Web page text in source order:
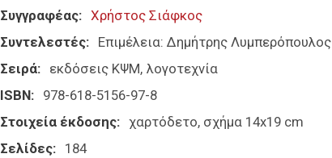
Συγγραφέας
Χρήστος Σιάφκος
Συντελεστές
Επιμέλεια: Δημήτρης Λυμπερόπουλος
Σειρά
εκδόσεις ΚΨΜ λογοτεχνία
ISBN
978-618-5156-97-8
Στοιχεία έκδοσης
χαρτόδετο, σχήμα 14x19 cm
Σελίδες
184